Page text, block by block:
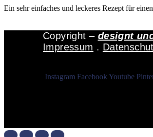
Ein sehr einfaches und leckeres Rezept für
Copyright – designt
Impressum .
Instagram Facebook Youtube